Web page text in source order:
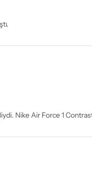
Nike Air Force 1